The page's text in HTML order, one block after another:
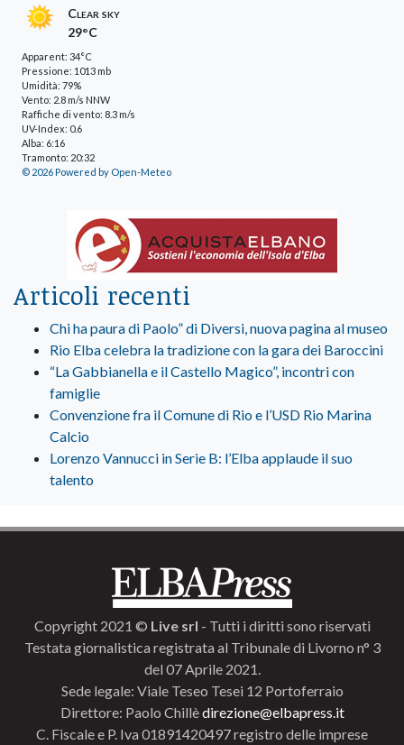
Clear sky
29°C
Apparent: 34°C
Pressione: 1013 mb
Umidità: 79%
Vento: 2.8 m/s NNW
Raffiche di vento: 8.3 m/s
UV-Index: 0.6
Alba: 6:16
Tramonto: 20:32
© 2026 Powered by Open-Meteo
Articoli recenti
Chi ha paura di Paolo” di Diversi, nuova pagina al museo
Rio Elba celebra la tradizione con la gara dei Baroccini
“La Gabbianella e il Castello Magico”, incontri con
famiglie
Convenzione fra il Comune di Rio e l’USD Rio Marina
Calcio
Lorenzo Vannucci in Serie B: l’Elba applaude il suo
talento
Copyright 2021 © Live srl - Tutti i diritti sono riservati
Testata giornalistica registrata al Tribunale di Livorno n° 3
del 07 Aprile 2021.
Sede legale: Viale Teseo Tesei 12 Portoferraio
Direttore: Paolo Chillèdirezione@elbapress.it
C. Fiscale e P. Iva 01891420497 registro delle imprese